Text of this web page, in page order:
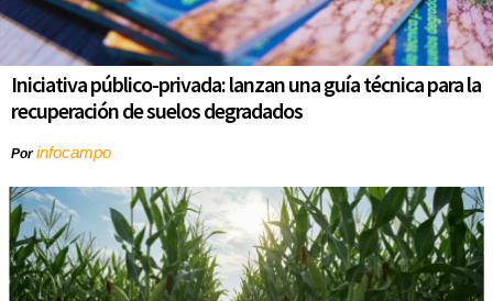
Iniciativa público-privada: lanzan una guía técnica para la
recuperación de suelos degradados
Porinfocampo